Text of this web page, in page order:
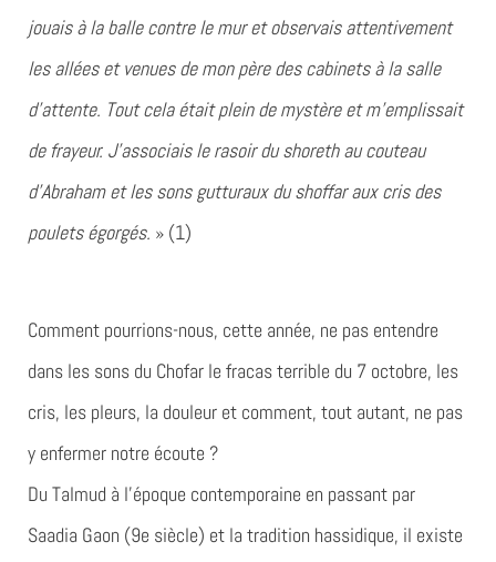
jouais à la balle contre le mur et observais attentivement
les allées et venues de mon père des cabinets à la salle
d’attente. Tout cela était plein de mystère et m’emplissait
de frayeur. J’associais le rasoir du shoreth au couteau
d’Abraham et les sons gutturaux du shoffar aux cris des
poulets égorgés. » (1)
Comment pourrions-nous, cette année, ne pas entendre
dans les sons du Chofar le fracas terrible du 7 octobre, les
cris, les pleurs, la douleur et comment, tout autant, ne pas
y enfermer notre écoute ?
Du Talmud à l’époque contemporaine en passant par
Saadia Gaon (9e siècle) et la tradition hassidique, il existe